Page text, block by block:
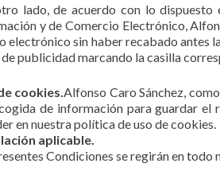
lado, de acuerdo con lo dispuesto
y de Comercio Electrónico,
electrónico sin haber recabado antes
publicidad marcando la casilla
cookies.Alfonso Caro Sánchez,
de información para guardar el
en nuestra política de uso de cookies.
aplicable.
Condiciones se regirán en